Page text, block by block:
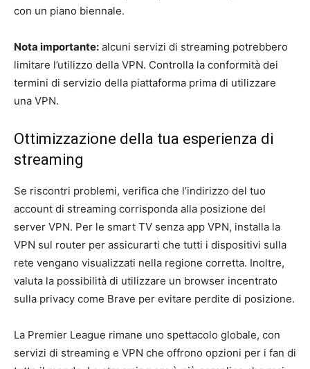
con un piano biennale.
Nota importante: alcuni servizi di streaming potrebbero
limitare l’utilizzo della VPN. Controlla la conformità dei
termini di servizio della piattaforma prima di utilizzare
una VPN.
Ottimizzazione della tua esperienza di
streaming
Se riscontri problemi, verifica che l’indirizzo del tuo
account di streaming corrisponda alla posizione del
server VPN. Per le smart TV senza app VPN, installa la
VPN sul router per assicurarti che tutti i dispositivi sulla
rete vengano visualizzati nella regione corretta. Inoltre,
valuta la possibilità di utilizzare un browser incentrato
sulla privacy come Brave per evitare perdite di posizione.
La Premier League rimane uno spettacolo globale, con
servizi di streaming e VPN che offrono opzioni per i fan di